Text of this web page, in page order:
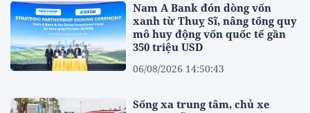
Nam A Bank đón dòng vốn
xanh từ Thuỵ Sĩ, nâng tổng quy
mô huy động vốn quốc tế gần
350 triệu USD
06/08/2026 14:50:43
Sống xa trung tâm, chủ xe